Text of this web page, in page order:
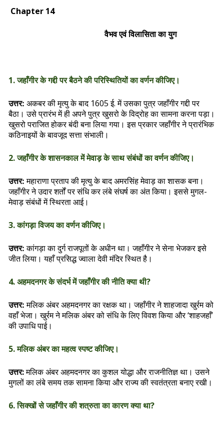
Chapter 14
वैभव एवं विलासिता का युग
1. जहाँगीर के गद्दी पर बैठने की परिस्थितियों का वर्णन कीजिए।
उत्तर: अकबर की मृत्यु के बाद 1605 ई. में उसका पुत्र जहाँगीर गद्दी पर
बैठा। उसे प्रारंभ में ही अपने पुत्र खुसरो के विद्रोह का सामना करना पड़ा।
खुसरो पराजित होकर बंदी बना लिया गया। इस प्रकार जहाँगीर ने प्रारंभिक
कठिनाइयों के बावजूद सत्ता संभाली।
2. जहाँगीर के शासनकाल में मेवाड़ के साथ संबंधों का वर्णन कीजिए।
उत्तर:महाराणा प्रताप की मृत्यु के बाद अमरसिंह मेवाड़ का शासक बना।
जहाँगीर ने उदार शर्तों पर संधि कर लंबे संघर्ष का अंत किया। इससे मुगल-
मेवाड़ संबंधों में स्थिरता आई।
3. कांगड़ा विजय का वर्णन कीजिए।
उत्तर:कांगड़ा का दुर्ग राजपूतों के अधीन था। जहाँगीर ने सेना भेजकर इसे
जीत लिया। यहाँ प्रसिद्ध ज्वाला देवी मंदिर स्थित है।
4. अहमदनगर के संदर्भ में जहाँगीर की नीति क्या थी?
उत्तर:मलिक अंबर अहमदनगर का रक्षक था। जहाँगीर ने शाहजादा खुर्रम को
वहाँ भेजा। खुर्रम ने मलिक अंबर को संधि के लिए विवश किया और ‘शाहजहाँ’
की उपाधि पाई।
5. मलिक अंबर का महत्व स्पष्ट कीजिए।
उत्तर:मलिक अंबर अहमदनगर का कुशल योद्धा और राजनीतिज्ञ था। उसने
मुगलों का लंबे समय तक सामना किया और राज्य की स्वतंत्रता बनाए रखी।
6. सिक्खों से जहाँगीर की शत्रुता का कारण क्या था?